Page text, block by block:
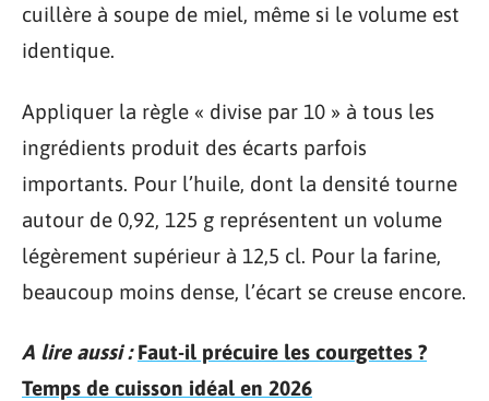
cuillère à soupe de miel, même si le volume est
identique.
Appliquer la règle « divise par 10 » à tous les
ingrédients produit des écarts parfois
importants. Pour l’huile, dont la densité tourne
autour de 0,92, 125 g représentent un volume
légèrement supérieur à 12,5 cl. Pour la farine,
beaucoup moins dense, l’écart se creuse encore.
A lire aussi : Faut-il précuire les courgettes ?
Temps de cuisson idéal en 2026